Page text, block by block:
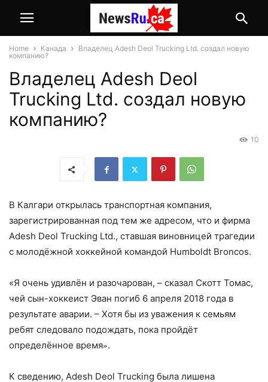
Home Канада
Владелец Adesh Deol Trucking Ltd. создал новую
компанию?
Владелец Adesh Deol
Trucking Ltd. создал новую
компанию?
10
В Калгари открылась транспортная компания,
зарегистрированная под тем же адресом, что и фирма
Adesh Deol Trucking Ltd., ставшая виновницей трагедии
с молодёжной хоккейной командой Humboldt Broncos.
«Я очень удивлён и разочарован, – сказал Скотт Томас,
чей сын-хоккеист Эван погиб 6 апреля 2018 года в
результате аварии. – Хотя бы из уважения к семьям
ребят следовало подождать, пока пройдёт
определённое время».
К сведению, Adesh Deol Trucking была лишена